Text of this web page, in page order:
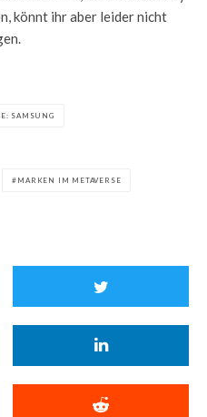
könnt ihr aber leider nicht
SAMSUNG
MARKEN IM METAVERSE